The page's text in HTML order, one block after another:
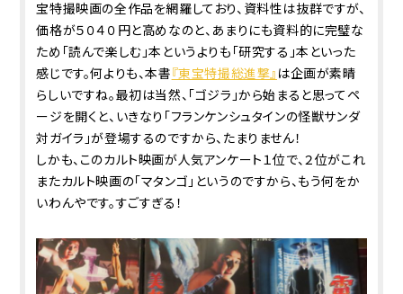
宝特撮映画の全作品を網羅しており、資料性は抜群ですが、
価格が５０４０円と高めなのと、あまりにも資料的に完璧な
ため「読んで楽しむ」本というよりも「研究する」本といった
感じです。何よりも、本書『東宝特撮総進撃』 は企画が素晴
らしいですね。最初は当然、「ゴジラ」から始まると思ってペ
ージを開くと、いきなり「フランケンシュタインの怪獣サンダ
対ガイラ」が登場するのですから、たまりません！
しかも、このカルト映画が人気アンケート１位で、２位がこれ
またカルト映画の「マタンゴ」というのですから、もう何をか
いわんやです。すごすぎる！